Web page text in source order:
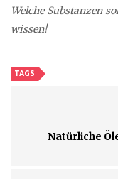
Welche Substanzen
wissen!
TAGS
Natürliche